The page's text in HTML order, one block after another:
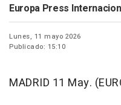
Europa Press
Lunes, 11 mayo 2026
Publicado: 15:10
MADRID 11 May.